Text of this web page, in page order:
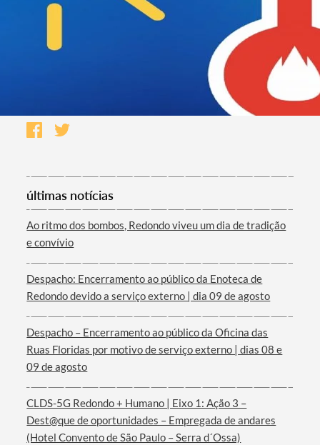
Termo de Pesquisa
Categorias gerais
últimas notícias
Ao ritmo dos bombos, Redondo viveu um dia de tradição
e convívio
Despacho: Encerramento ao público da Enoteca de
Redondo devido a serviço externo | dia 09 de agosto
Despacho – Encerramento ao público da Oficina das
Ruas Floridas por motivo de serviço externo | dias 08 e
09 de agosto
CLDS-5G Redondo + Humano | Eixo 1: Ação 3 –
Dest@que de oportunidades – Empregada de andares
(Hotel Convento de São Paulo – Serra d´Ossa)